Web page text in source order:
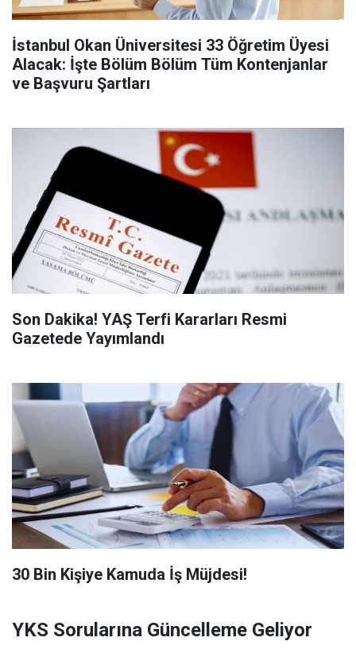
İstanbul Okan Üniversitesi 33 Öğretim Üyesi
Alacak: İşte Bölüm Bölüm Tüm Kontenjanlar
ve Başvuru Şartları
Son Dakika! YAŞ Terfi Kararları Resmi
Gazetede Yayımlandı
​30 Bin Kişiye Kamuda İş Müjdesi!
YKS Sorularına Güncelleme Geliyor